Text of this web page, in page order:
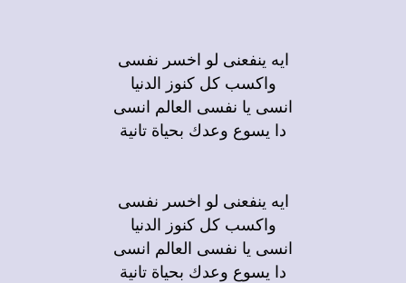
ايه ينفعنى لو اخسر نفسى
واكسب كل كنوز الدنيا
انسى يا نفسى العالم انسى
دا يسوع وعدك بحياة تانية
ايه ينفعنى لو اخسر نفسى
واكسب كل كنوز الدنيا
انسى يا نفسى العالم انسى
دا يسوع وعدك بحياة تانية